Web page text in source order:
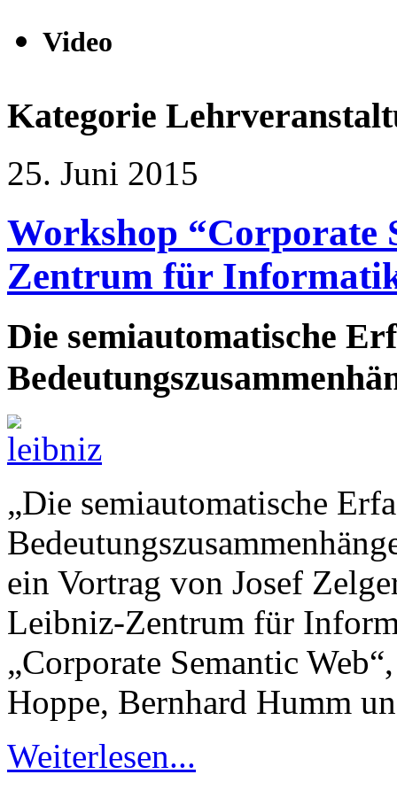
Video
Kategorie
25. Juni 2015
Workshop “Corporate
Zentrum für
Die semiautomatische
„Die semiautomatische
ein Vortrag von Josef
Leibniz-Zentrum für
„Corporate Semantic
Hoppe, Bernhard Humm
Weiterlesen...